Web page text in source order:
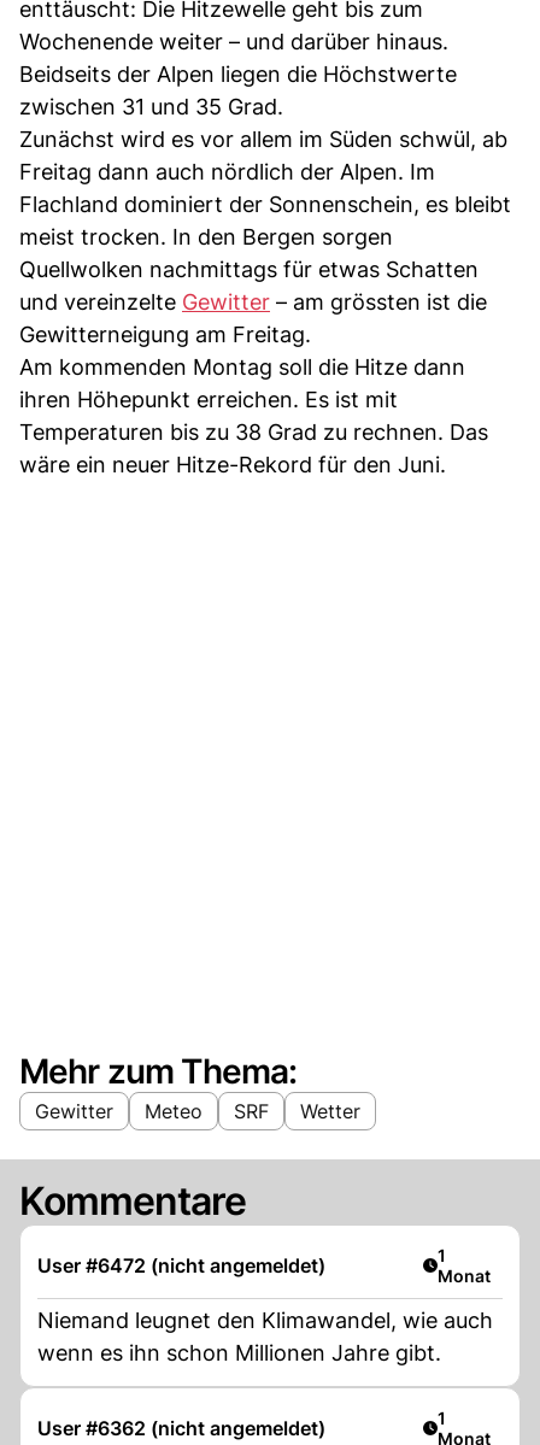
enttäuscht: Die Hitzewelle geht bis zum
Wochenende weiter – und darüber hinaus.
Beidseits der Alpen liegen die Höchstwerte
zwischen 31 und 35 Grad.
Zunächst wird es vor allem im Süden schwül, ab
Freitag dann auch nördlich der Alpen. Im
Flachland dominiert der Sonnenschein, es bleibt
meist trocken. In den Bergen sorgen
Quellwolken nachmittags für etwas Schatten
und vereinzelte Gewitter – am grössten ist die
Gewitterneigung am Freitag.
Am kommenden Montag soll die Hitze dann
ihren Höhepunkt erreichen. Es ist mit
Temperaturen bis zu 38 Grad zu rechnen. Das
wäre ein neuer Hitze-Rekord für den Juni.
Mehr zum Thema:
Gewitter Meteo SRF Wetter
Kommentare
User #6472 (nicht angemeldet) Artikel
1
Monat
Niemand leugnet den Klimawandel, wie auch
wenn es ihn schon Millionen Jahre gibt.
User #6362 (nicht angemeldet) Artikel
1
Monat